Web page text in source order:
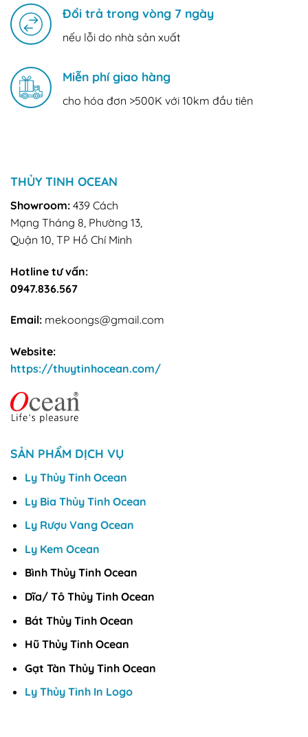
Đổi trả trong vòng 7 ngày
nếu lỗi do nhà sản xuất
Miễn phí giao hàng
cho hóa đơn >500K với 10km đầu tiên
THỦY TINH OCEAN
Showroom: 439 Cách
Mạng Tháng 8, Phường 13,
Quận 10, TP Hồ Chí Minh
Hotline tư vấn:
0947.836.567
Email: mekoongs@gmail.com
Website:
https://thuytinhocean.com/
SẢN PHẨM DỊCH VỤ
Ly Thủy Tinh Ocean
Ly Bia Thủy Tinh Ocean
Ly Rượu Vang Ocean
Ly Kem Ocean
Bình Thủy Tinh Ocean
Dĩa/ Tô Thủy Tinh Ocean
Bát Thủy Tinh Ocean
Hũ Thủy Tinh Ocean
Gạt Tàn Thủy Tinh Ocean
Ly Thủy Tinh In Logo